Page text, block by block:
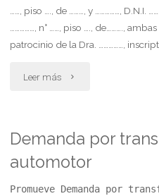
presunción
de
fallecimiento"
……, piso …., de ………, y ……………,
……………, n° ……, piso …., de……….,
patrocinio de la Dra. ……………, inscripta
Leer más "Demanda
nulidad
de
acto
Demanda por
automotor
Promueve Demanda por